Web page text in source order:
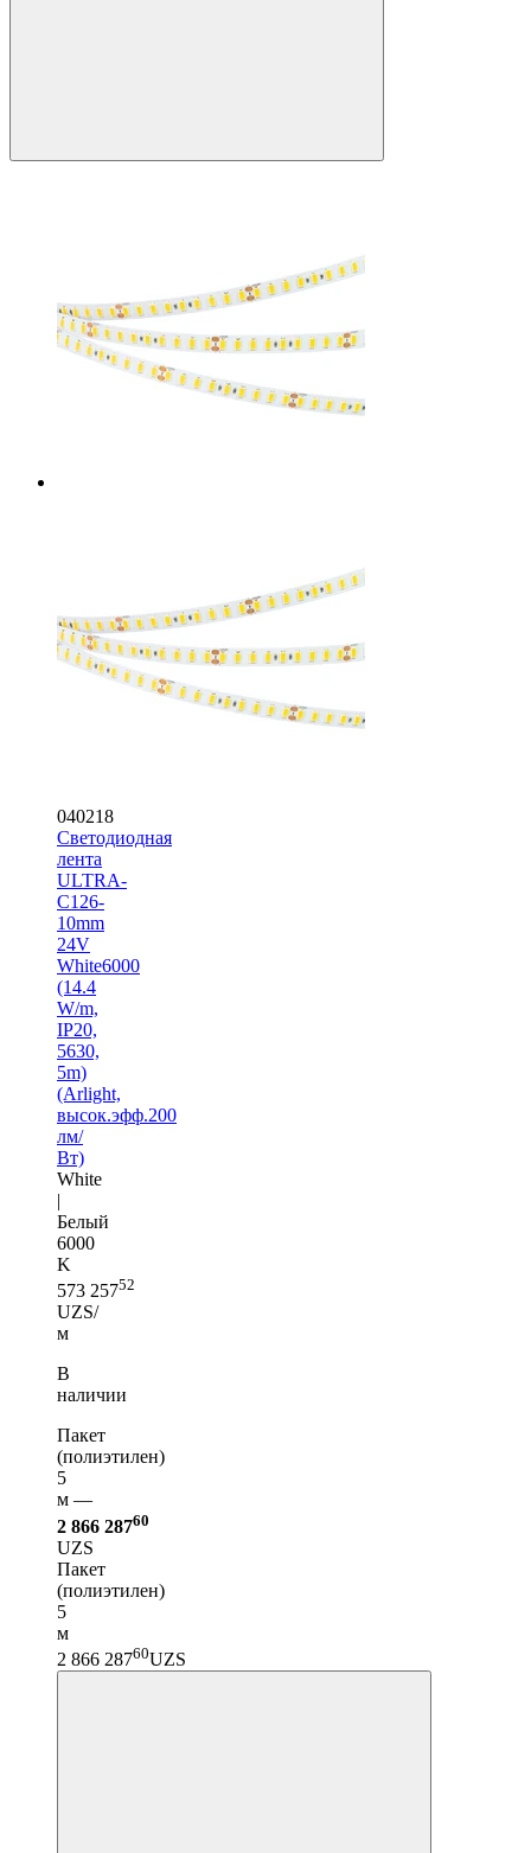
040218
Светодиодная
лента
ULTRA-
C126-
10mm
24V
White6000
(14.4
W/m,
IP20,
5630,
5m)
(Arlight,
высок.эфф.200
лм/
Вт)
White
|
Белый
6000
K
573 25752
UZS/
м
В
наличии
Пакет
(полиэтилен)
5
м —
2 866 28760
UZS
Пакет
(полиэтилен)
5
м
2 866 28760UZS